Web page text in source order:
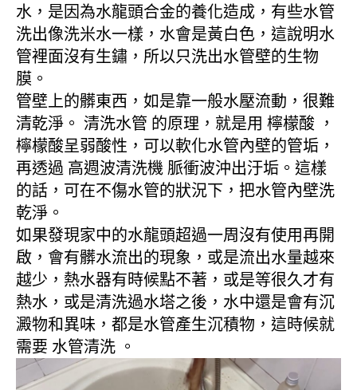
水，是因為水龍頭合金的養化造成，有些水管
洗出像洗米水一樣，水會是黃白色，這說明水
管裡面沒有生鏽，所以只洗出水管壁的生物
膜。
管壁上的髒東西，如是靠一般水壓流動，很難
清乾淨。 清洗水管 的原理，就是用 檸檬酸 ，
檸檬酸呈弱酸性，可以軟化水管內壁的管垢，
再透過 高週波清洗機 脈衝波沖出汙垢。這樣
的話，可在不傷水管的狀況下，把水管內壁洗
乾淨。
如果發現家中的水龍頭超過一周沒有使用再開
啟，會有髒水流出的現象，或是流出水量越來
越少，熱水器有時候點不著，或是等很久才有
熱水，或是清洗過水塔之後，水中還是會有沉
澱物和異味，都是水管產生沉積物，這時候就
需要 水管清洗 。